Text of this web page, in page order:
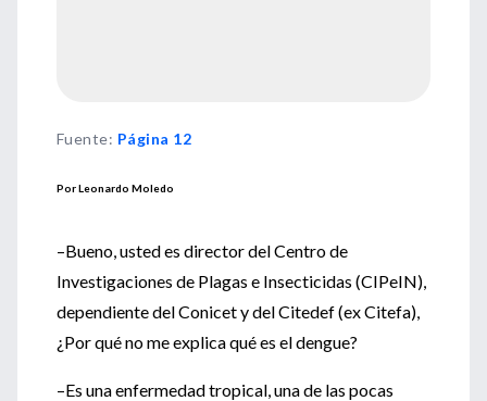
Fuente: Página 12
Por Leonardo Moledo
–Bueno, usted es director del Centro de
Investigaciones de Plagas e Insecticidas (CIPeIN),
dependiente del Conicet y del Citedef (ex Citefa),
¿Por qué no me explica qué es el dengue?
–Es una enfermedad tropical, una de las pocas